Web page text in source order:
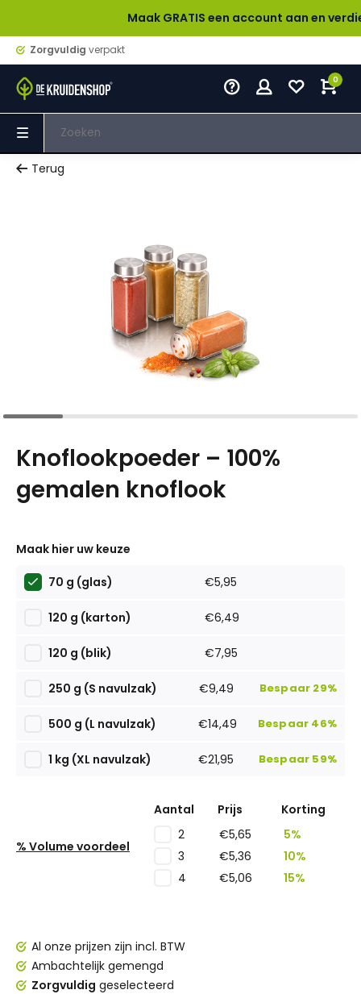
Maak GRATIS een account aan en verdien
Zorgvuldig verpakt
0
Terug
Knoflookpoeder – 100%
gemalen knoflook
Maak hier uw keuze
70 g (glas) €5,95
120 g (karton) €6,49
120 g (blik) €7,95
250 g (S navulzak) €9,49 Bespaar 29%
500 g (L navulzak) €14,49 Bespaar 46%
1 kg (XL navulzak) €21,95 Bespaar 59%
% Volume voordeel
Aantal Prijs
Korting
2
€5,65
5%
3
€5,36
10%
4
€5,06 15%
Al onze prijzen zijn incl. BTW
Ambachtelijk gemengd
Zorgvuldig geselecteerd